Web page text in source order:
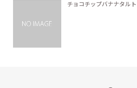
チョコチップバナナタルト